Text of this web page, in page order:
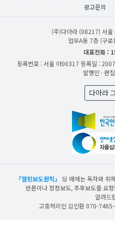
광고문의
(주)다아라 (08217) 서울
업무A동 7층 (구
대표전화 :
등록번호 : 서울 아00317 등록일 :
발행인 · 편
다아라
「열린보도원칙」
당 매체는 독자와 취
반론이나 정정보도, 추후보도를 요
알려드
고충처리인 김인환 070-